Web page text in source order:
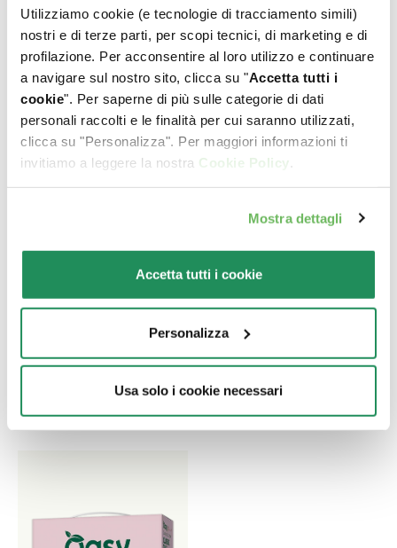
Utilizziamo cookie (e tecnologie di tracciamento simili)
nostri e di terze parti, per scopi tecnici, di marketing e di
profilazione. Per acconsentire al loro utilizzo e continuare
a navigare sul nostro sito, clicca su "Accetta tutti i
cookie". Per saperne di più sulle categorie di dati
personali raccolti e le finalità per cui saranno utilizzati,
clicca su "Personalizza". Per maggiori informazioni ti
invitiamo a leggere la nostra Cookie Policy
Mostra dettagli
Accetta tutti i cookie
Personalizza
Usa solo i cookie necessari
SNACK • Creamy
Snack Salmone
Alimento complementare
LIFESTAGE • Adult
Hairball Pollo
Alimento completo per
alla formazione di boli di
pelo